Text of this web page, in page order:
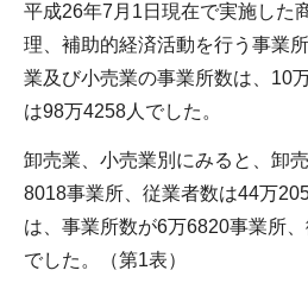
平成26年7月1日現在で実施した
理、補助的経済活動を行う事業
業及び小売業の事業所数は、10
は98万4258人でした。
卸売業、小売業別にみると、卸
8018事業所、従業者数は44万
は、事業所数が6万6820事業所
でした。（第1表）